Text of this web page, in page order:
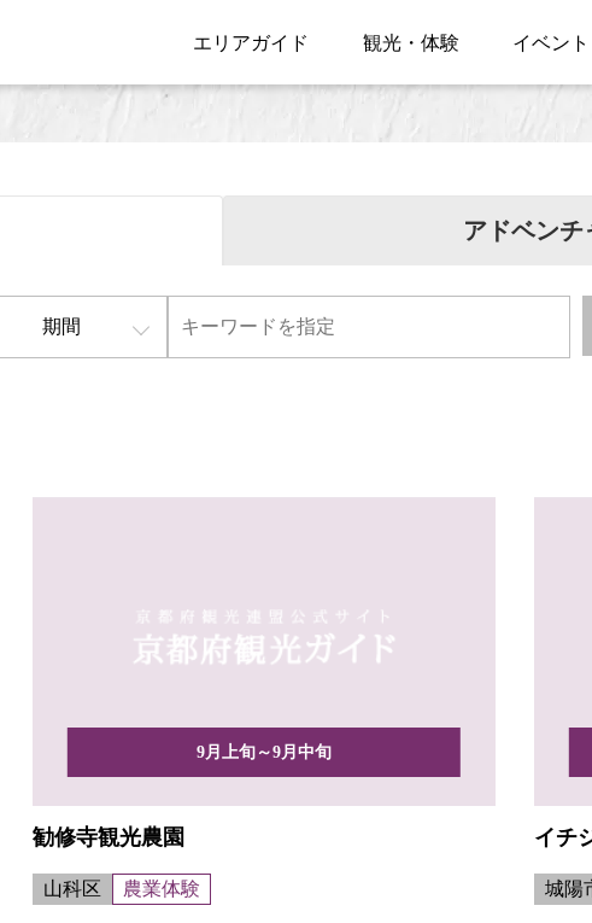
エリアガイド 観光・体験 イベント
アドベンチ
期間
9月上旬～9月中旬
勧修寺観光農園
山科区 農業体験
イチ
城陽